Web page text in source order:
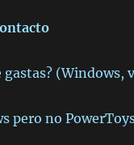
gastas? (Windows,
pero no